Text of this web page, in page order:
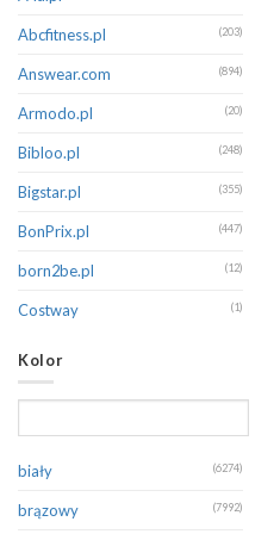
Champion (213)
CMP (402)
Columbia (172)
Dare 2B (389)
Decathlon (131)
Diesel (145)
Dsquared2 (132)
Dstrezzed (351)
Eight2Nine
Endurance (121)
Erima (267)
Abcfitness.pl (203)
Answear.com (894)
Armodo.pl (20)
Bibloo.pl (248)
Bigstar.pl (355)
BonPrix.pl (447)
born2be.pl (12)
Costway (1)
Denimo.com
Emaga (1)
Eobuwie (197)
Kolor
biały (6274)
brązowy (7992)